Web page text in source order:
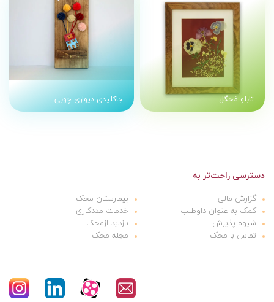
تابلو مَحگل جاکلیدی دیواری چوبی
دسترسی راحت‌تر به
گزارش مالی
بیمارستان محک
کمک به عنوان داوطلب
خدمات مددکاری
شیوه پذیرش
بازدید ازمحک
تماس با محک
مجله محک